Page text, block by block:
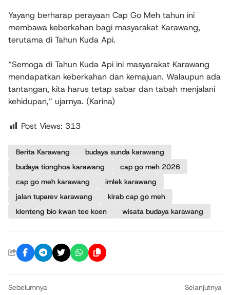
Yayang berharap perayaan Cap Go Meh tahun ini
membawa keberkahan bagi masyarakat Karawang,
terutama di Tahun Kuda Api.
“Semoga di Tahun Kuda Api ini masyarakat Karawang
mendapatkan keberkahan dan kemajuan. Walaupun ada
tantangan, kita harus tetap sabar dan tabah menjalani
kehidupan,” ujarnya. (Karina)
Post Views: 313
Berita Karawang
budaya sunda karawang
budaya tionghoa karawang
cap go meh 2026
cap go meh karawang
imlek karawang
jalan tuparev karawang
kirab cap go meh
klenteng bio kwan tee koen
wisata budaya karawang
Sebelumnya Selanjutnya